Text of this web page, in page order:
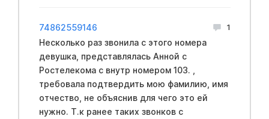
74862559146 1
Несколько раз звонила с этого номера
девушка, представлялась Анной с
Ростелекома с внутр номером 103. ,
требовала подтвердить мою фамилию, имя
отчество, не объяснив для чего это ей
нужно. Т.к ранее таких звонков с